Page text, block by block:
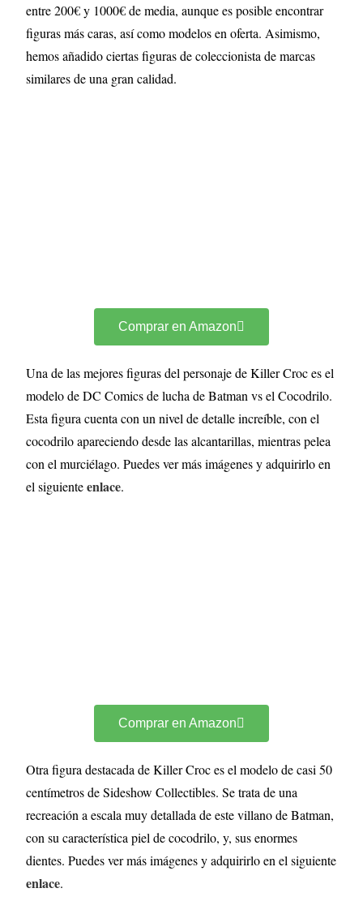
entre 200€ y 1000€ de media, aunque es posible encontrar
figuras más caras, así como modelos en oferta. Asimismo,
hemos añadido ciertas figuras de coleccionista de marcas
similares de una gran calidad.
Comprar en Amazon
Una de las mejores figuras del personaje de Killer Croc es el
modelo de DC Comics de lucha de Batman vs el Cocodrilo.
Esta figura cuenta con un nivel de detalle increíble, con el
cocodrilo apareciendo desde las alcantarillas, mientras pelea
con el murciélago. Puedes ver más imágenes y adquirirlo en
el siguienteenlace.
Comprar en Amazon
Otra figura destacada de Killer Croc es el modelo de casi 50
centímetros de Sideshow Collectibles. Se trata de una
recreación a escala muy detallada de este villano de Batman,
con su característica piel de cocodrilo, y, sus enormes
dientes. Puedes ver más imágenes y adquirirlo en el siguiente
enlace.